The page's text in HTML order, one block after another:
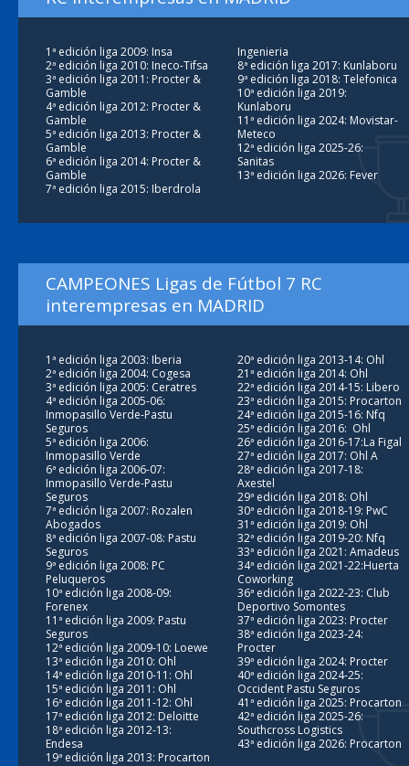
1ª edición liga 2009: Insa
2ª edición liga 2010: Ineco-Tifsa
3ª edición liga 2011: Procter &
Gamble
4ª edición liga 2012: Procter &
Gamble
5ª edición liga 2013: Procter &
Gamble
6ª edición liga 2014: Procter &
Gamble
7ª edición liga 2015: Iberdrola
Ingenieria
8ª edición liga 2017: Kunlaboru
9ª edición liga 2018: Telefonica
10ª edición liga 2019:
Kunlaboru
11ª edición liga 2024: Movistar-
Meteco
12ª edición liga 2025-26:
Sanitas
13ª edición liga 2026: Fever
CAMPEONES Ligas de Fútbol 7 RC
interempresas en MADRID
1ª edición liga 2003: Iberia
2ª edición liga 2004: Cogesa
3ª edición liga 2005: Ceratres
4ª edición liga 2005-06:
Inmopasillo Verde-Pastu
Seguros
5ª edición liga 2006:
Inmopasillo Verde
6ª edición liga 2006-07:
Inmopasillo Verde-Pastu
Seguros
7ª edición liga 2007: Rozalen
Abogados
8ª edición liga 2007-08: Pastu
Seguros
9ª edición liga 2008: PC
Peluqueros
10ª edición liga 2008-09:
Forenex
11ª edición liga 2009: Pastu
Seguros
12ª edición liga 2009-10: Loewe
13ª edición liga 2010: Ohl
14ª edición liga 2010-11: Ohl
15ª edición liga 2011: Ohl
16ª edición liga 2011-12: Ohl
17ª edición liga 2012: Deloitte
18ª edición liga 2012-13:
Endesa
19ª edición liga 2013: Procarton
20ª edición liga 2013-14: Ohl
21ª edición liga 2014: Ohl
22ª edición liga 2014-15: Libero
23ª edición liga 2015: Procarton
24ª edición liga 2015-16: Nfq
25ª edición liga 2016: Ohl
26ª edición liga 2016-17:La Figal
27ª edición liga 2017: Ohl A
28ª edición liga 2017-18:
Axestel
29ª edición liga 2018: Ohl
30ª edición liga 2018-19: PwC
31ª edición liga 2019: Ohl
32ª edición liga 2019-20: Nfq
33ª edición liga 2021: Amadeus
34ª edición liga 2021-22:Huerta
Coworking
36ª edición liga 2022-23: Club
Deportivo Somontes
37ª edición liga 2023: Procter
38ª edición liga 2023-24:
Procter
39ª edición liga 2024: Procter
40ª edición liga 2024-25:
Occident Pastu Seguros
41ª edición liga 2025: Procarton
42ª edición liga 2025-26:
Southcross Logistics
43ª edición liga 2026: Procarton